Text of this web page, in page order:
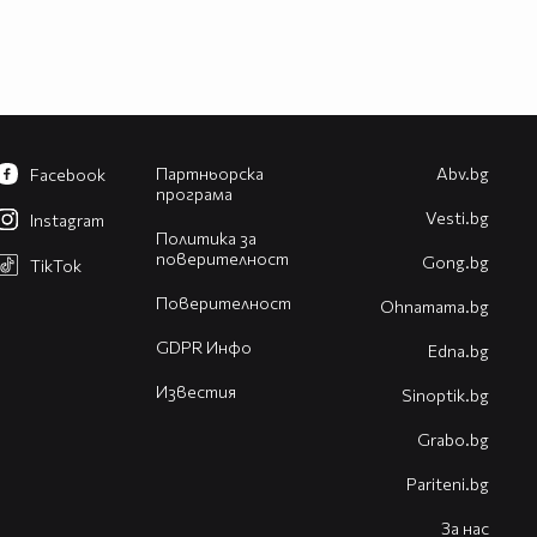
Партньорска
програма
Политика за
поверителност
Поверителност
GDPR Инфо
Известия
Facebook
Instagram
TikTok
Abv.bg
Vesti.bg
Gong.bg
Оhnamama.bg
Edna.bg
Sinoptik.bg
Grabo.bg
Pariteni.bg
За нас